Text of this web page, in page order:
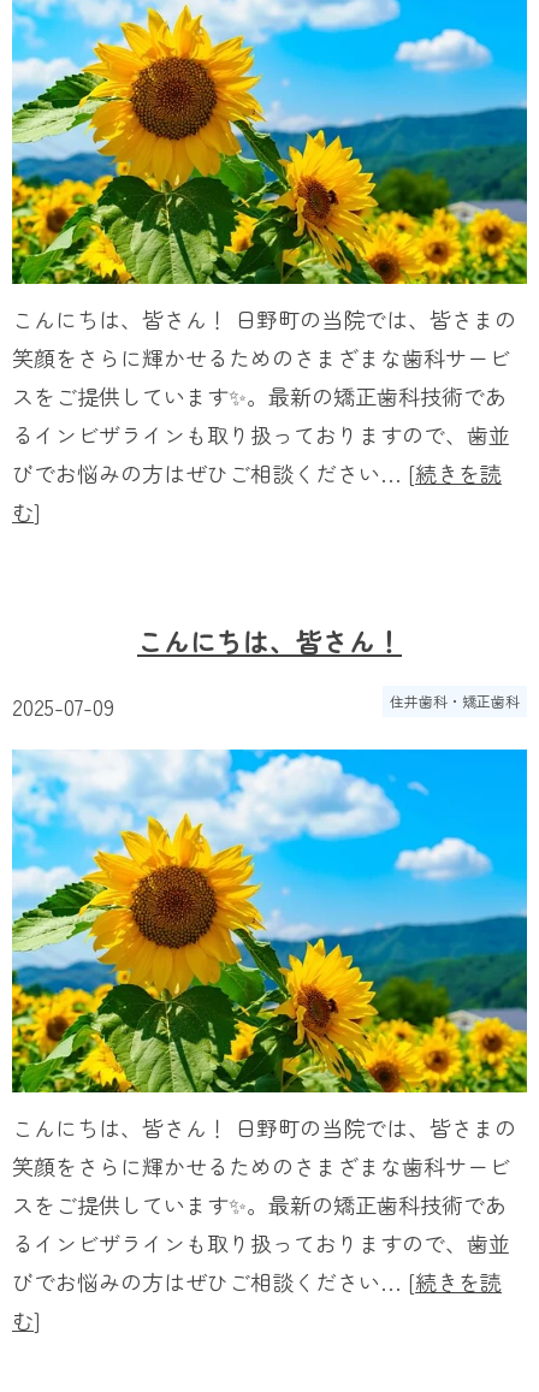
こんにちは、皆さん！ 日野町の当院では、皆さまの
笑顔をさらに輝かせるためのさまざまな歯科サービ
スをご提供しています✨。最新の矯正歯科技術であ
るインビザラインも取り扱っておりますので、歯並
びでお悩みの方はぜひご相談ください… [続きを読
む]
こんにちは、皆さん！
2025-07-09 住井歯科・矯正歯科
こんにちは、皆さん！ 日野町の当院では、皆さまの
笑顔をさらに輝かせるためのさまざまな歯科サービ
スをご提供しています✨。最新の矯正歯科技術であ
るインビザラインも取り扱っておりますので、歯並
びでお悩みの方はぜひご相談ください… [続きを読
む]